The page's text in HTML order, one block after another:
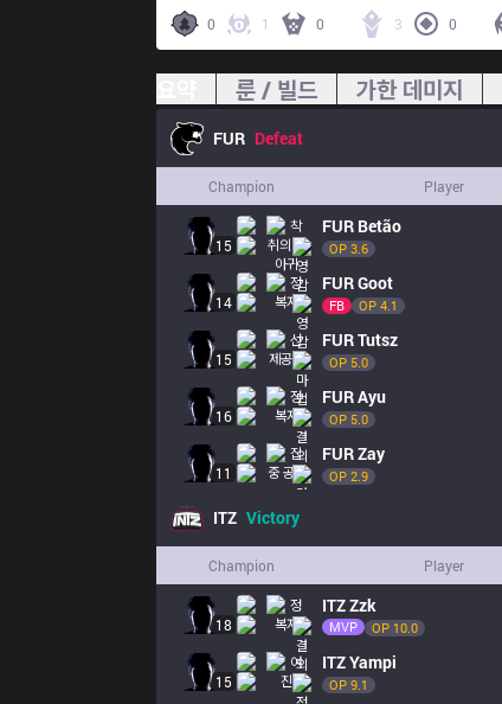
0 1 0 3 0
룬 / 빌드 가한 데미지
FUR Defeat
Champion Player
15
FUR Betão
OP 3.6
14
FURGoot
FB OP 4.1
15
FURTutsz
OP 5.0
16
FURAyu
OP 5.0
11
FURZay
OP 2.9
ITZ Victory
Champion Player
18
ITZZzk
MVP OP 10.0
15
ITZYampi
OP 9.1